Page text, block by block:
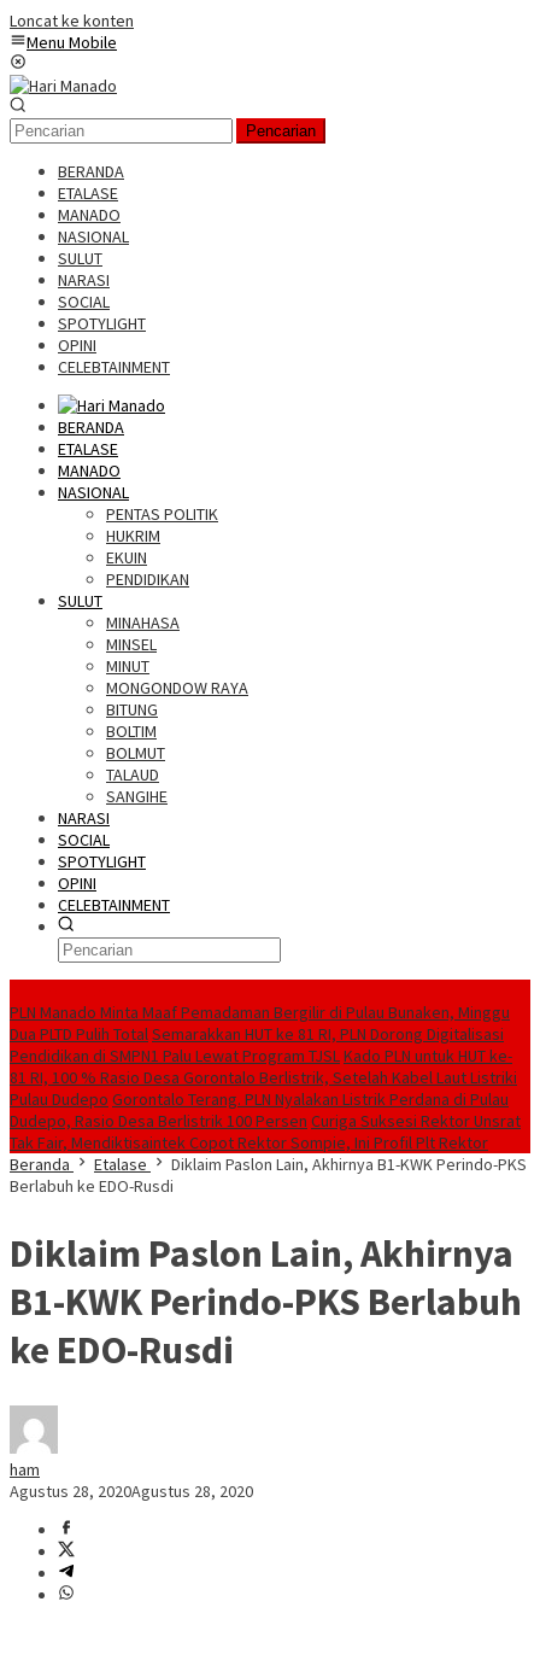
Loncat ke konten
Menu Mobile
Pencarian
BERANDA
ETALASE
MANADO
NASIONAL
SULUT
NARASI
SOCIAL
SPOTYLIGHT
OPINI
CELEBTAINMENT
BERANDA
ETALASE
MANADO
NASIONAL
PENTAS POLITIK
HUKRIM
EKUIN
PENDIDIKAN
SULUT
MINAHASA
MINSEL
MINUT
MONGONDOW RAYA
BITUNG
BOLTIM
BOLMUT
TALAUD
SANGIHE
NARASI
SOCIAL
SPOTYLIGHT
OPINI
CELEBTAINMENT
PLN Manado Minta Maaf Pemadaman Bergilir di Pulau Bunaken, Minggu
Dua PLTD Pulih TotalSemarakkan HUT ke 81 RI, PLN Dorong Digitalisasi
Pendidikan di SMPN1 Palu Lewat Program TJSLKado PLN untuk HUT ke-
81 RI, 100 % Rasio Desa Gorontalo Berlistrik, Setelah Kabel Laut Listriki
Pulau Dudepo Gorontalo Terang. PLN Nyalakan Listrik Perdana di Pulau
Dudepo, Rasio Desa Berlistrik 100 Persen Curiga Suksesi Rektor Unsrat
Tak Fair, Mendiktisaintek Copot Rektor Sompie, Ini Profil Plt Rektor
Beranda
Etalase
Diklaim Paslon Lain, Akhirnya B1-KWK Perindo-PKS
Berlabuh ke EDO-Rusdi
Diklaim Paslon Lain, Akhirnya
B1-KWK Perindo-PKS Berlabuh
ke EDO-Rusdi
ham
Agustus 28, 2020Agustus 28, 2020